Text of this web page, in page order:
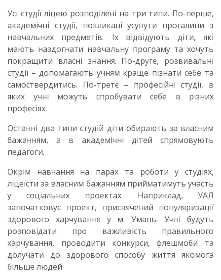
Усі студії ліцею розподілені на три типи. По-перше,
академічні студії, покликані усунути прогалини з
навчальних предметів. Їх відвідують діти, які
мають наздогнати навчальну програму та хочуть
покращити власні знання. По-друге, розвивальні
студії – допомагають учням краще пізнати себе та
самоствердитись. По-третє – професійні студії, в
яких учні можуть спробувати себе в різних
професіях.
Останні два типи студій діти обирають за власним
бажанням, а в академічні дітей спрямовують
педагоги.
Окрім навчання на парах та роботи у студіях,
ліцеїсти за власним бажанням прийматимуть участь
у соціальних проектах. Наприклад, УАЛ
започатковує проект, присвячений популяризації
здорового харчування у м. Умань. Учні будуть
розповідати про важливість правильного
харчування, проводити конкурси, флешмоби та
долучати до здорового способу життя якомога
більше людей.